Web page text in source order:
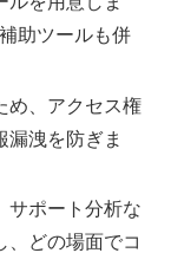
助ツールも併
め、アクセス権
漏洩を防ぎま
サポート分析な
、どの場面でコ